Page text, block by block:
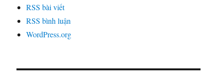
RSS bài viết
RSS bình luận
WordPress.org